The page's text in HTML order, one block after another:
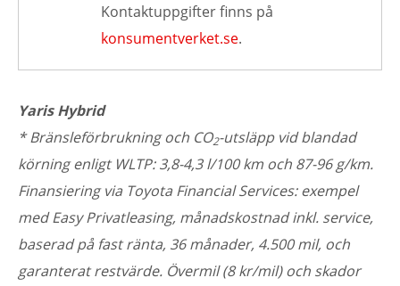
Kontaktuppgifter finns på
konsumentverket.se.
Yaris Hybrid
* Bränsleförbrukning och CO2-utsläpp vid blandad
körning enligt WLTP: 3,8-4,3 l/100 km och 87-96 g/km.
Finansiering via Toyota Financial Services: exempel
med Easy Privatleasing, månadskostnad inkl. service,
baserad på fast ränta, 36 månader, 4.500 mil, och
garanterat restvärde. Övermil (8 kr/mil) och skador